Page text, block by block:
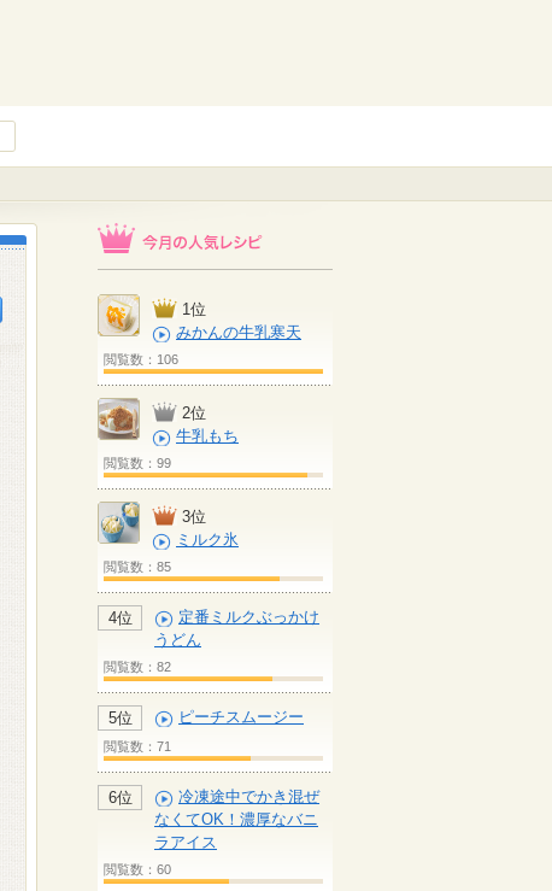
1位
みかんの牛乳寒天
閲覧数：106
2位
牛乳もち
閲覧数：99
3位
ミルク氷
閲覧数：85
4位
定番ミルクぶっかけ
うどん
閲覧数：82
5位 ピーチスムージー
閲覧数：71
6位
冷凍途中でかき混ぜ
なくてOK！濃厚なバニ
ラアイス
閲覧数：60